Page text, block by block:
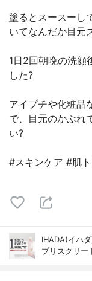
塗るとスースーし
いてなんだか目元
1日2回朝晩の洗顔
した?
アイプチや化粧品
で、目元のかぶれ
い?
#スキンケア #肌
IHADA(イハ
プリスクリー